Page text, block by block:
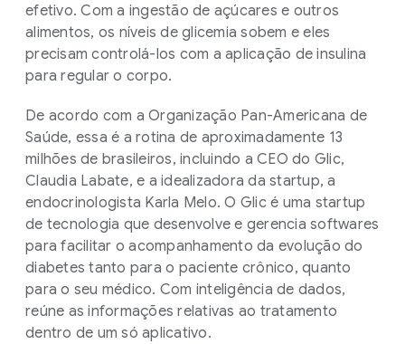
efetivo. Com a ingestão de açúcares e outros
alimentos, os níveis de glicemia sobem e eles
precisam controlá-los com a aplicação de insulina
para regular o corpo.
De acordo com a Organização Pan-Americana de
Saúde, essa é a rotina de aproximadamente 13
milhões de brasileiros, incluindo a CEO do Glic,
Claudia Labate, e a idealizadora da startup, a
endocrinologista Karla Melo. O Glic é uma startup
de tecnologia que desenvolve e gerencia softwares
para facilitar o acompanhamento da evolução do
diabetes tanto para o paciente crônico, quanto
para o seu médico. Com inteligência de dados,
reúne as informações relativas ao tratamento
dentro de um só aplicativo.